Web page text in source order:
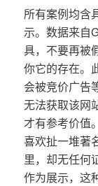
所有案例均含
示。数据来自
具，不要再被
你它的存在。
会被竞价广告
无法获取该网
才有参考价值
喜欢扯一堆著
里，却无任何
作为展示，这